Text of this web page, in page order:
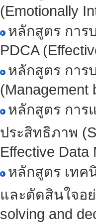
(Emotionally
หลักสูตร การ
PDCA
หลักสูตร การ
(Management
หลักสูตร การ
ประสิทธิภาพ
Effective Data
หลักสูตร เทค
และตัดสินใจอย่
solving and